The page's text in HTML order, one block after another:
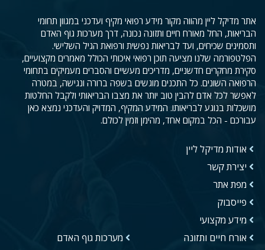
אתר מדיקל ליין מהווה מקור מידע רפואי מקיף ועדכני במגוון תחומי
הבריאות, החל מאורח חיים ותזונה נכונה, דרך מערכות גוף האדם
ותסמינים שכיחים, ועד לבריאות נפשית ורפואת הגיל השלישי.
הפלטפורמה שלנו מציעה תוכן רפואי איכותי הכולל מאמרים מקצועיים,
סקירת מחקרים חדשניים, מדריכים מעשיים והסברים מעמיקים בתחומי
הרפואה השונים. כל התכנים מוגשים בשפה ברורה ונגישה, במטרה
לאפשר לכל אדם להבין טוב יותר את מצבו הבריאותי ולקבל החלטות
מושכלות בנוגע לבריאותו. המידע המקיף, המדויק והעדכני נמצא כאן
עבורכם - הכל במקום אחד, מהימן וזמין לכולם.
אודות מדיקל ליין
יצירת קשר
מפת אתר
פייסבוק
מידע מקצועי
אורח חיים ותזונה
מערכות גוף האדם